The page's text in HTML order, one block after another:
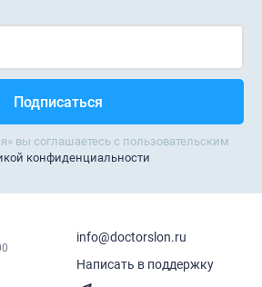
вы соглашаетесь с пользовательским
конфиденциальности
info@doctorslon.ru
Написать в поддержку